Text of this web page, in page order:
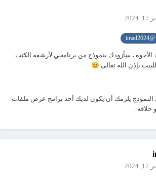
@imad2024
الأخوة ، سأزودك بنموذج من برنامجي لأرشفة الكتب
بإذن الله تعالى 😊
يلزمك أن يكون لديك أحد برامج عرض ملفات